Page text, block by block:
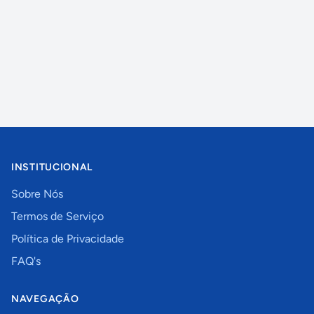
INSTITUCIONAL
Sobre Nós
Termos de Serviço
Política de Privacidade
FAQ's
NAVEGAÇÃO